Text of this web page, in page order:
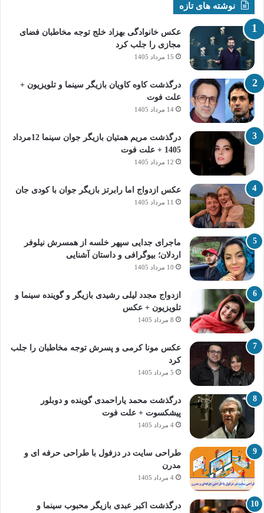
نوشته های تازه
عکس خانوادگی بهزاد خلج توجه مخاطبان فضای
مجازی را جلب کرد
15 مرداد 1405
درگذشت کاوه کاویان بازیگر سینما و تلویزیون +
علت فوت
14 مرداد 1405
درگذشت مریم همتیان بازیگر جوان سینما 12مرداد
1405 + علت فوت
12 مرداد 1405
عکس ازدواج اما رابرتز بازیگر جوان با کودی جان
11 مرداد 1405
ماجرای جدایی سپهر خلسه از همسرش نیلوفر
اردلان؛ بیوگرافی و داستان آشنایی
10 مرداد 1405
ازدواج مجدد لیلی رشیدی بازیگر و گوینده سینما و
تلویزیون + عکس
8 مرداد 1405
عکس مونا کرمی و پسرش توجه مخاطبان را جلب
کرد
5 مرداد 1405
درگذشت محمد یاراحمدی گوینده و دوبلور
پیشکسوت + علت فوت
4 مرداد 1405
طراحی سایت در دزفول با طراحی حرفه‌ ای و
مدرن
4 مرداد 1405
درگذشت اکبر عبدی بازیگر محبوب سینما و